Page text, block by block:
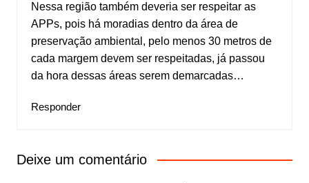
Nessa região também deveria ser respeitar as
APPs, pois há moradias dentro da área de
preservação ambiental, pelo menos 30 metros de
cada margem devem ser respeitadas, já passou
da hora dessas áreas serem demarcadas…
Responder
Deixe um comentário